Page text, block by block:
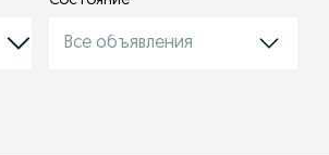
Все объявления